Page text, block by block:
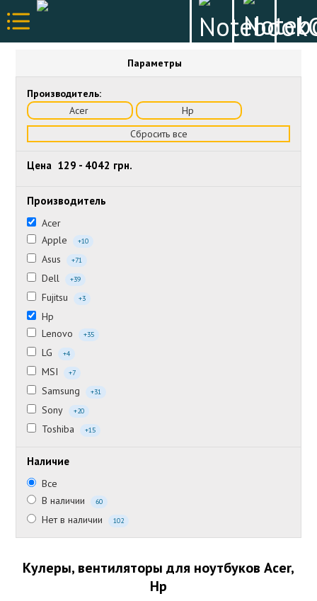
Параметры
Производитель:
Acer
Hp
Сбросить все
Цена 129 - 4042 грн.
Производитель
Acer
Apple
+10
Asus +71
Dell +39
Fujitsu +3
Hp
Lenovo
+35
LG +4
MSI +7
Samsung +31
Sony +20
Toshiba +15
Наличие
Все
В наличии
60
Нет в наличии 102
Кулеры, вентиляторы для ноутбуков Acer,
Hp